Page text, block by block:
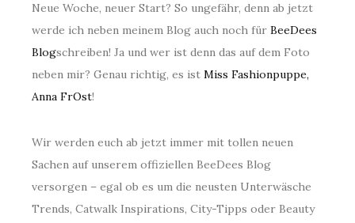
Neue Woche, neuer Start? So ungefähr, denn ab jetzt
werde ich neben meinem Blog auch noch für BeeDees
Blogschreiben! Ja und wer ist denn das auf dem Foto
neben mir? Genau richtig, es ist Miss Fashionpuppe,
Anna FrOst!
Wir werden euch ab jetzt immer mit tollen neuen
Sachen auf unserem offiziellen BeeDees Blog
versorgen – egal ob es um die neusten Unterwäsche
Trends, Catwalk Inspirations, City-Tipps oder Beauty